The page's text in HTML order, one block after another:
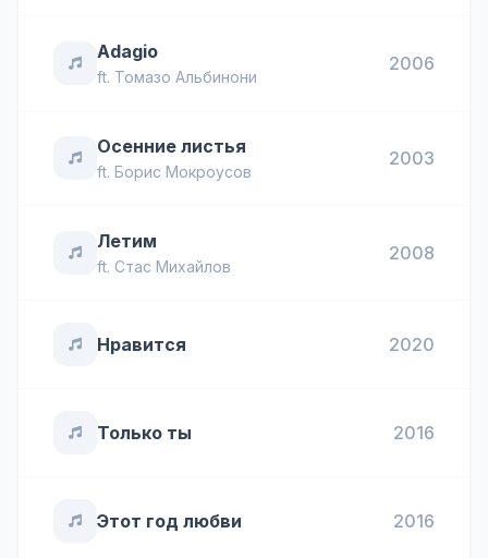
Adagio
ft. Томазо Альбинони
2006
Осенние листья
ft. Борис Мокроусов
2003
Летим
ft. Стас Михайлов
2008
Нравится 2020
Только ты 2016
Этот год любви 2016